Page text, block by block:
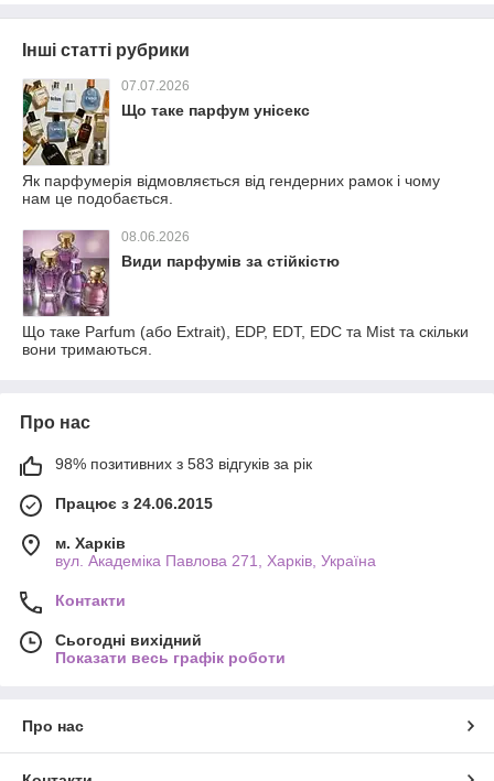
Інші статті рубрики
07.07.2026
Що таке парфум унісекс
Як парфумерія відмовляється від гендерних рамок і чому
нам це подобається.
08.06.2026
Види парфумів за стійкістю
Що таке Parfum (або Extrait), EDP, EDT, EDC та Mist та скільки
вони тримаються.
Про нас
98% позитивних з 583 відгуків за рік
Працює з 24.06.2015
м. Харків
вул. Академіка Павлова 271, Харків, Україна
Контакти
Сьогодні вихідний
Показати весь графік роботи
Про нас